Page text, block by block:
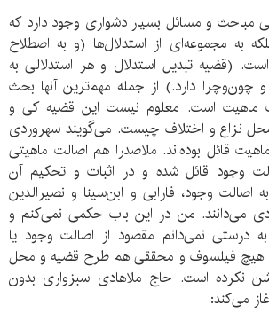
مباحث و مسائل بسیار دشواری وجود دارد که
به مجموعه‌ای از استدلال‌ها (و به اصطلاح
(قضیه تبدیل استدلال و هر استدلالی به
دارد.) از جمله مهم‌ترین آنها بحث
ماهیت است. معلوم نیست این قضیه کی و
نزاع و اختلاف چیست. می‌گویند سهروردی
قائل بوده‌اند. ملاصدرا هم اصالت ماهیتی
وجود قائل شده و در اثبات و تحکیم آن
اصالت وجود، فارابی و ابن‌سینا و نصیرالدین
می‌دانند. من در این باب حکمی نمی‌کنم و
درستی نمی‌دانم مقصود از اصالت وجود یا
هیچ فیلسوف و محققی هم طرح قضیه و محل
نکرده است. حاج ملاهادی سبزواری بدون
می‌کند: